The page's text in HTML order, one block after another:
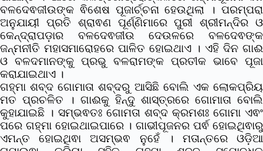
ବଳଦେଵଜୀଉଙ୍କ ଵିଶେଷ ପୂଜାର୍ଚ୍ଚନା ହେଉଥିଲା । ପରମ୍ପରା
ଅନୁଯାୟୀ ପ୍ରତି ଶ୍ରାଵଣ ପୂର୍ଣ୍ଣିମାରେ ପୁରୀ ଶ୍ରୀମନ୍ଦିର ଓ
କେନ୍ଦ୍ରାପଡ଼ାର ବଳଦେଵଜୀଉ ଦେଉଳରେ ବଳଦେଵଙ୍କ
ଜନ୍ମନୀତି ମହାସମାରୋହରେ ପାଳିତ ହୋଇଥାଏ । ଏହି ଦିନ ଗାଈ
ଓ ବଳଦମାନଙ୍କୁ ପ୍ରଭୁ ବଳରାମଙ୍କ ପ୍ରତୀକ ଭାବେ ପୂଜା
କରାଯାଇଥାଏ ।
ଗହ୍ମା ଶବ୍ଦ ଗୋମାତା ଶବ୍ଦରୁ ଆସିଛି ବୋଲି ଏକ ଲୋକପ୍ରିୟ
ମତ ପ୍ରଚଳିତ । ଗାଈକୁ ହିନ୍ଦୁ ଶାସ୍ତ୍ରରେ ଗୋମାତା ବୋଲି
କୁହାଯାଇଛି । ସମ୍ଭଵତଃ ଗୋମତା ଶବ୍ଦ କ୍ରମଶଃ ଗୋମା ଏଵଂ
ପରେ ଗହ୍ମା ହୋଇଥାଇପାରେ । ଗାଭୀପୂଜନର ପର୍ଵ ହୋଇଥିଵାରୁ
ଏମନ୍ତ ହୋଇଥିଵା ଅସମ୍ଭଵ ନୁହେଁ । ମତାନ୍ତରେ ଓଡ଼ିଆ